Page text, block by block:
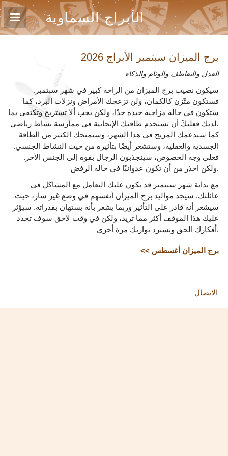
الأبراج السماوية
برج الميزان سبتمبر الأبراج 2026
العدل والتعاطف والوئام والذكاء
سيكون نصيب برج الميزان من الراحة كبير في شهر سبتمبر.
فستكون متّزن كالكمان، ولن تزعجك الأمراض ونزلات البرد، كما
ستكون في حالة مزاجية جيدة جدًا، ولكن يجب ألا تستريح وتكتفي بما
لديك فعليكَ أن تستخدم طاقتك الإيجابية في ممارسة نشاط رياضي.
كما سيدعمك المريخ في هذا الشهر، وسيمنحك الكثير من الطاقة
الجسدية والعقلية، وستشعر أيضًا بتأثيره من حيث النشاط الجنسي.
فعلى وجه الخصوص، سينجذبون الرجال بقوة إلى الجنس الآخر.
ولكن احذر من أن تكون عدوانيًا في حالة الرفض.
مع بداية شهر سبتمبر قد يكون عليك التعامل مع المشاكل في
عائلتك. سيجد مواليد برج الميزان أنفسهم في وضع غير سار، حيث
سيشعر أنه قادر على التأثير وربما يشعر بأنه يستهان بقدراته. سيؤثر
عليك هذا الموقف أكثر مما تريد، ولكن في وقت لاحق سوف تحدد
أفكارك الحق وتسترد توازنك مرة أخرى.
<< برج الميزان أغسطس
الاتصال